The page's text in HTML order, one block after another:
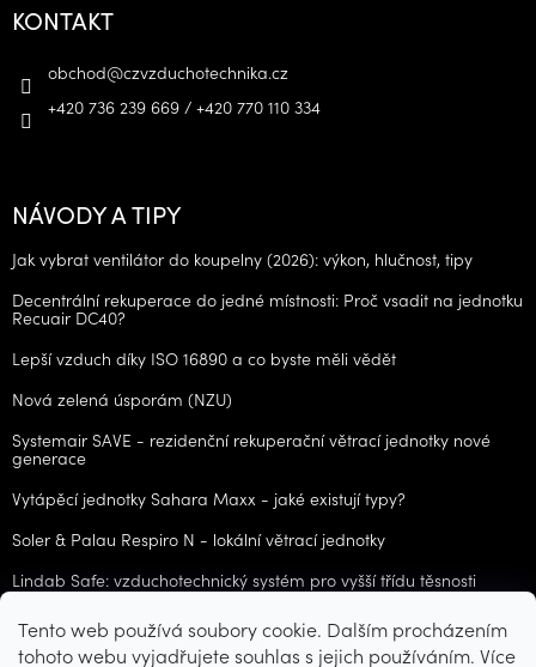
Tento web používá soubory cookie. Dalším procházením
tohoto webu vyjadřujete souhlas s jejich používáním. Více
KONTAKT
obchod@czvzduchotechnika.cz
+420 736 239 669 / +420 770 110 334
NÁVODY A TIPY
Jak vybrat ventilátor do koupelny (2026): výkon, hlučnost, tipy
Decentrální rekuperace do jedné místnosti: Proč vsadit na jednotku
Recuair DC40?
Lepší vzduch díky ISO 16890 a co byste měli vědět
Nová zelená úsporám (NZU)
Systemair SAVE - rezidenční rekuperační větrací jednotky nové
generace
Vytápěcí jednotky Sahara Maxx - jaké existují typy?
Soler & Palau Respiro N - lokální větrací jednotky
Lindab Safe: vzduchotechnický systém pro vyšší třídu těsnosti
ARCHIV